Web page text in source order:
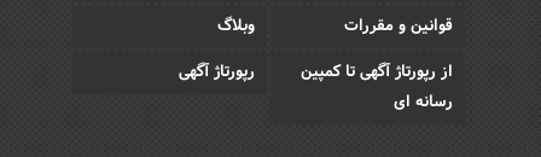
قوانین و مقررات
وبلاگ
از رپورتاژ آگهی تا کمپین
رسانه ای
رپورتاژ آگهی